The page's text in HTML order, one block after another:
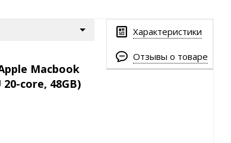
Характеристики
Отзывы о товаре
Macbook
20-core, 48GB)